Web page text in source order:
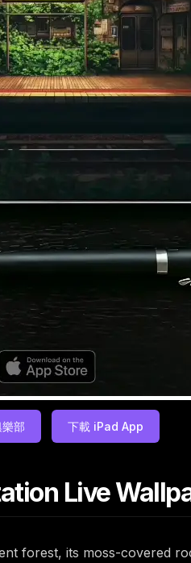
部 下載 iPad App
Live
forest, its moss-covered